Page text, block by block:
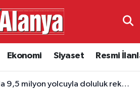
Ekonomi Siyaset Resmi
milyon yolcuyla doluluk rekoru kırdı
Vakitleri